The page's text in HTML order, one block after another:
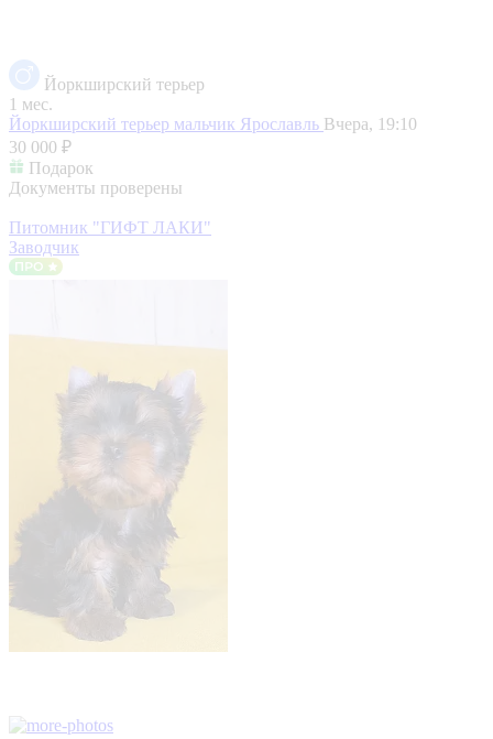
Йоркширский терьер
1 мес.
Йоркширский терьер мальчик Ярославль Вчера, 19:10
30 000 ₽
Подарок
Документы проверены
Питомник "ГИФТ ЛАКИ"
Заводчик